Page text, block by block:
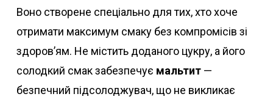
Воно створене спеціально для тих, хто хоче
отримати максимум смаку без компромісів зі
здоров’ям. Не містить доданого цукру, а його
солодкий смак забезпечує мальтит—
безпечний підсолоджувач, що не викликає